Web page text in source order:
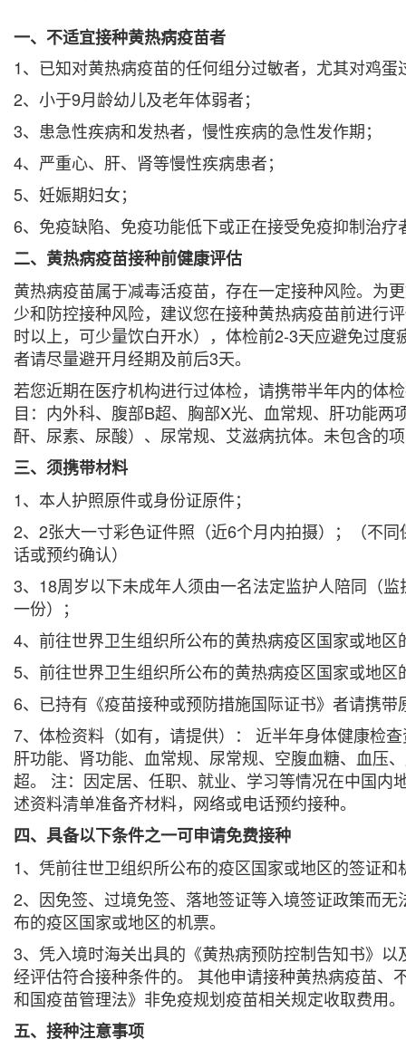
一、不适宜接种黄热病疫苗者
1、已知对黄热病疫苗的任何组分过敏者，尤其对鸡蛋
2、小于9月龄幼儿及老年体弱者；
3、患急性疾病和发热者，慢性疾病的急性发作期；
4、严重心、肝、肾等慢性疾病患者；
5、妊娠期妇女；
6、免疫缺陷、免疫功能低下或正在接受免疫抑制治疗
二、黄热病疫苗接种前健康评估
黄热病疫苗属于减毒活疫苗，存在一定接种风险。为
少和防控接种风险，建议您在接种黄热病疫苗前进行
时以上，可少量饮白开水），体检前2-3天应避免过
者请尽量避开月经期及前后3天。
若您近期在医疗机构进行过体检，请携带半年内的体
目：内外科、腹部B超、胸部X光、血常规、肝功能两
酐、尿素、尿酸）、尿常规、艾滋病抗体。未包含的
三、须携带材料
1、本人护照原件或身份证原件；
2、2张大一寸彩色证件照（近6个月内拍摄）；（不
话或预约确认）
3、18周岁以下未成年人须由一名法定监护人陪同（
一份）；
4、前往世界卫生组织所公布的黄热病疫区国家或地
5、前往世界卫生组织所公布的黄热病疫区国家或地
6、已持有《疫苗接种或预防措施国际证书》者请携带
7、体检资料（如有，请提供）： 近半年身体健康检
肝功能、肾功能、血常规、尿常规、空腹血糖、血压
超。 注：因定居、任职、就业、学习等情况在中国内
述资料清单准备齐材料，网络或电话预约接种。
四、具备以下条件之一可申请免费接种
1、凭前往世卫组织所公布的疫区国家或地区的签证和
2、因免签、过境免签、落地签证等入境签证政策而
布的疫区国家或地区的机票。
3、凭入境时海关出具的《黄热病预防控制告知书》
经评估符合接种条件的。 其他申请接种黄热病疫苗、
和国疫苗管理法》非免疫规划疫苗相关规定收取费用。
五、接种注意事项